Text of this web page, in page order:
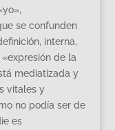
se confunden
interna,
de la
mediatizada y
vitales y
no podía ser de
es